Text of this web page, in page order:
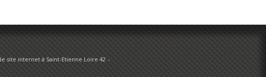
site internet à Saint-Etienne Loire 42